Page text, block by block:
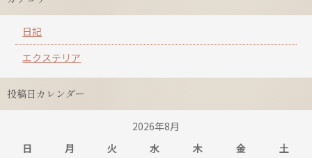
日記
エクステリア
投稿日カレンダー
2026年8月
日
月 火 水 木 金 土